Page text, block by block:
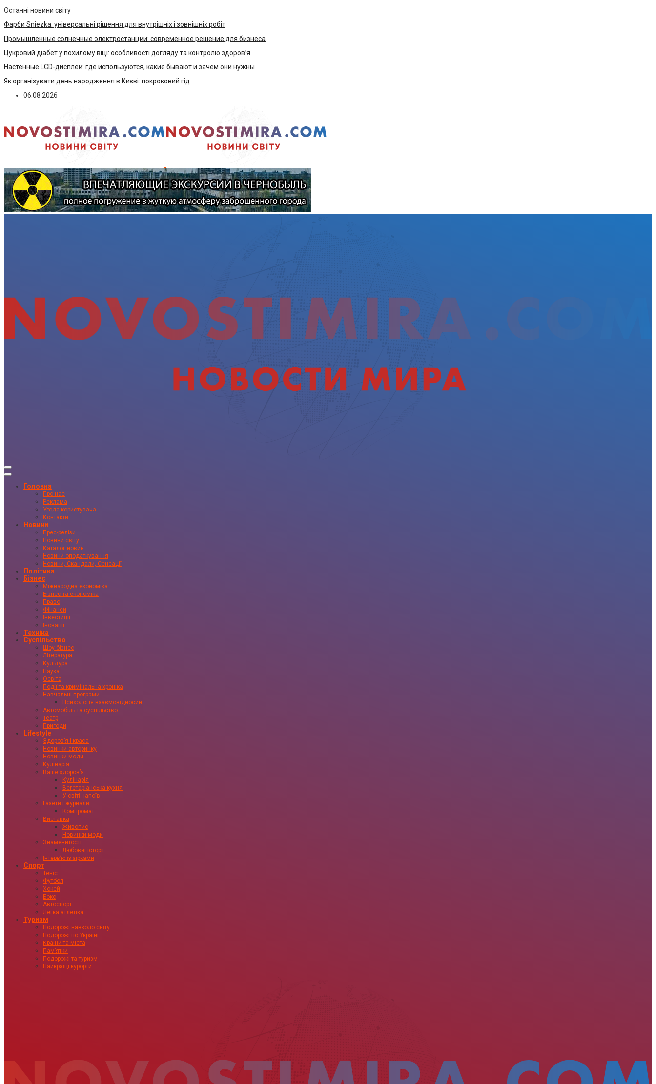
Останні новини світу
Фарби Sniezka: універсальні рішення для внутрішніх і зовнішніх робіт
Промышленные солнечные электростанции: современное решение для бизнеса
Цукровий діабет у похилому віці: особливості догляду та контролю здоров’я
Настенные LCD-дисплеи: где используются, какие бывают и зачем они нужны
Як організувати день народження в Києві: покроковий гід
06.08.2026
Головна
Про нас
Реклама
Угода користувача
Контакти
Новини
Прес-релізи
Новини світу
Каталог новин
Новини оподаткування
Новини, Скандали, Сенсації
Політика
Бізнес
Міжнародна економіка
Бізнес та економіка
Право
Фінанси
Інвестиції
Іновації
Техніка
Суспільство
Шоу-бізнес
Література
Культура
Наука
Освіта
Події та кримінальна хроніка
Навчальні програми
Психологія взаємовідносин
Автомобіль та суспільство
Театр
Пригоди
Lifestyle
Здоровʼя і краса
Новинки авторинку
Новинки моди
Кулінарія
Ваше здоровʼя
Кулінарія
Вегетаріанська кухня
У світі напоїв
Газети і журнали
Компромат
Виставка
Живопис
Новинки моди
Знаменитості
Любовні історії
Інтервʼю із зірками
Спорт
Теніс
Футбол
Хокей
Бокс
Автоспорт
Легка атлетіка
Туризм
Подорожі навколо світу
Подорожі по Україні
Країни та міста
Пам’ятки
Подорожі та туризм
Найкращі курорти